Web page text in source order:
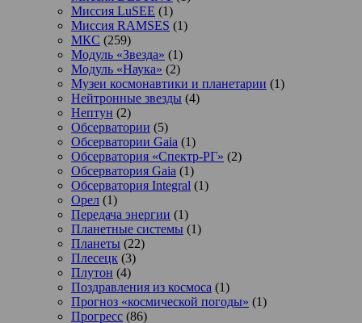
Миссия LuSEE (1)
Миссия RAMSES (1)
МКС (259)
Модуль «Звезда» (1)
Модуль «Наука» (2)
Музеи космонавтики и планетарии (1)
Нейтронные звезды (4)
Нептун (2)
Обсерватории (5)
Обсерватории Gaia (1)
Обсерватория «Спектр-РГ» (2)
Обсерватория Gaia (1)
Обсерватория Integral (1)
Орел (1)
Передача энергии (1)
Планетные системы (1)
Планеты (22)
Плесецк (3)
Плутон (4)
Поздравления из космоса (1)
Прогноз «космической погоды» (1)
Прогресс (86)